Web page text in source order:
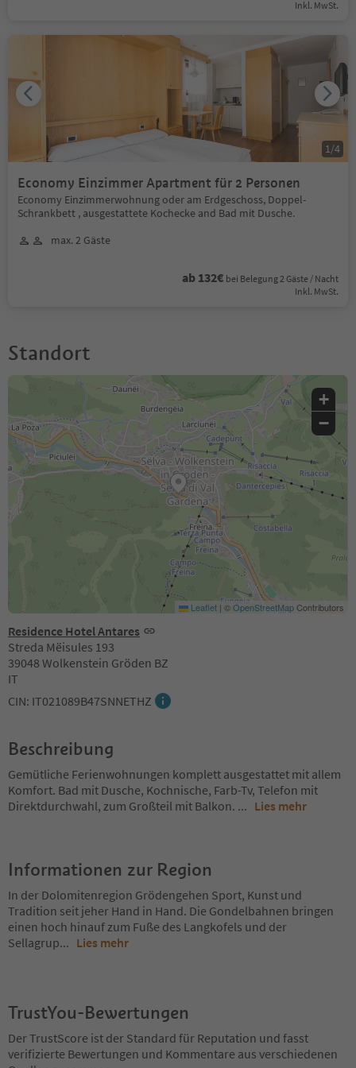
Inkl. MwSt.
Economy Einzimmer Apartment für 2 Personen
Economy Einzimmerwohnung oder am Erdgeschoss, Doppel-
Schrankbett , ausgestattete Kochecke and Bad mit Dusche.
max. 2 Gäste
ab 132€ bei Belegung 2 Gäste / Nacht
Inkl. MwSt.
1/4
Standort
Residence Hotel Antares
Streda Mëisules 193
39048 Wolkenstein Gröden BZ
IT
CIN: IT021089B47SNNETHZ
+
−
Leaflet | ©OpenStreetMapContributors
Beschreibung
Gemütliche Ferienwohnungen komplett ausgestattet mit allem
Komfort. Bad mit Dusche, Kochnische, Farb-Tv, Telefon mit
Direktdurchwahl, zum Großteil mit Balkon. ... Lies mehr
Informationen zur Region
In der Dolomitenregion Grödengehen Sport, Kunst und
Tradition seit jeher Hand in Hand. Die Gondelbahnen bringen
einen hoch hinauf zum Fuße des Langkofels und der
Sellagrup... Lies mehr
TrustYou-Bewertungen
Der TrustScore ist der Standard für Reputation und fasst
verifizierte Bewertungen und Kommentare aus verschiedenen